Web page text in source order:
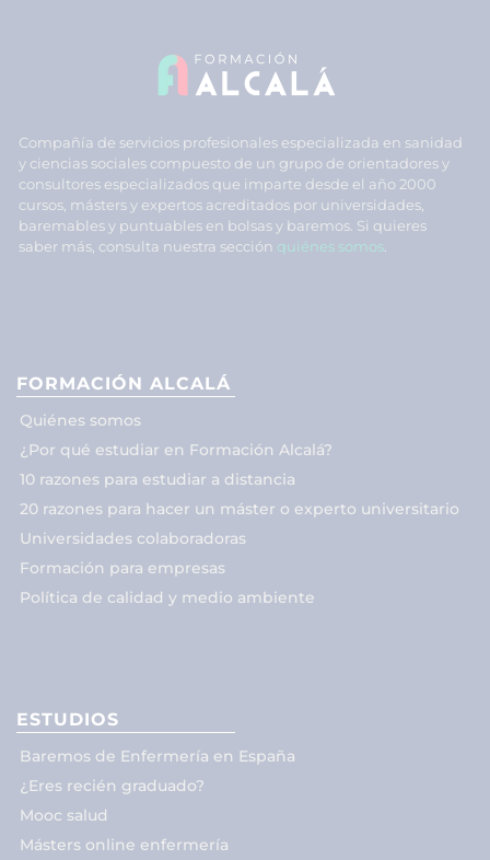
Compañía de servicios profesionales especializada en sanidad
y ciencias sociales compuesto de un grupo de orientadores y
consultores especializados que imparte desde el año 2000
cursos, másters y expertos acreditados por universidades,
baremables y puntuables en bolsas y baremos. Si quieres
saber más, consulta nuestra sección quiénes somos
FORMACIÓN ALCALÁ
Quiénes somos
¿Por qué estudiar en Formación Alcalá?
10 razones para estudiar a distancia
20 razones para hacer un máster o experto universitario
Universidades colaboradoras
Formación para empresas
Política de calidad y medio ambiente
ESTUDIOS
Baremos de Enfermería en España
¿Eres recién graduado?
Mooc salud
Másters online enfermería